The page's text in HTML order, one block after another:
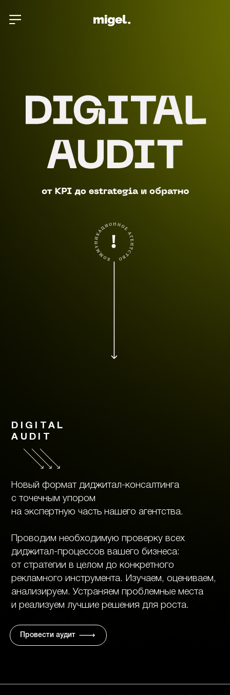
DIGITAL
AUDIT
Новый формат диджитал-консалтинга
с точечным упором
на экспертную часть нашего агентства.
Проводим необходимую проверку всех
диджитал-процессов вашего бизнеса:
от стратегии в целом до конкретного
рекламного инструмента. Изучаем, оцениваем,
анализируем. Устраняем проблемные места
и реализуем лучшие решения для роста.
Провести аудит√